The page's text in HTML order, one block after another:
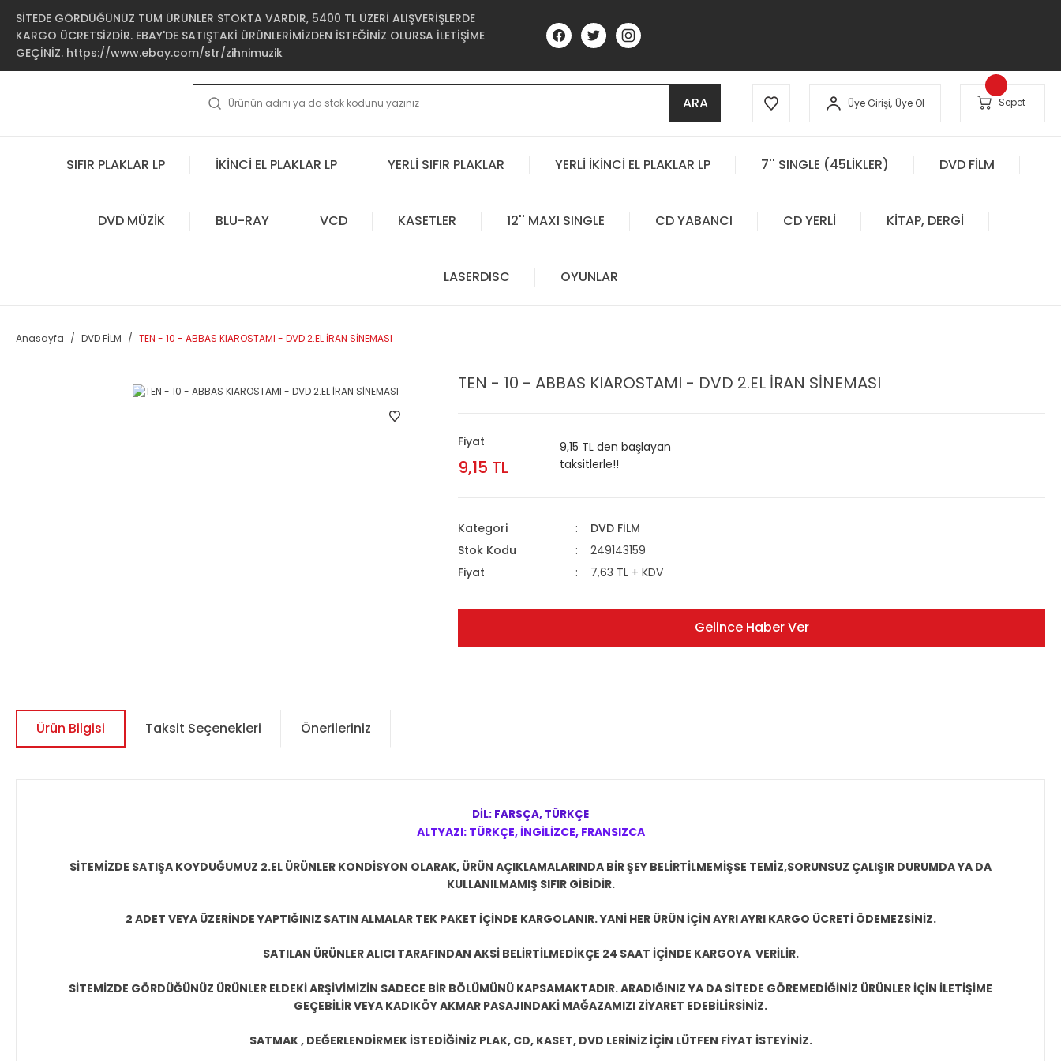
SİTEDE GÖRDÜĞÜNÜZ TÜM ÜRÜNLER STOKTA VARDIR, 5400 TL ÜZERİ ALIŞVERİŞLERDE
KARGO ÜCRETSİZDİR. EBAY'DE SATIŞTAKİ ÜRÜNLERİMİZDEN İSTEĞİNİZ OLURSA İLETİŞİME
GEÇİNİZ. https://www.ebay.com/str/zihnimuzik
ARA Üye Girişi, Üye Ol Sepet
SIFIR PLAKLAR LP İKİNCİ EL PLAKLAR LP YERLİ SIFIR PLAKLAR YERLİ İKİNCİ EL PLAKLAR LP 7'' SINGLE (45LİKLER) DVD FİLM
DVD MÜZİK BLU-RAY VCD KASETLER 12'' MAXI SINGLE CD YABANCI CD YERLİ KİTAP, DERGİ
LASERDISC OYUNLAR
Anasayfa DVD FİLM TEN - 10 - ABBAS KIAROSTAMI - DVD 2.EL İRAN SİNEMASI
TEN - 10 - ABBAS KIAROSTAMI - DVD 2.EL İRAN SİNEMASI
Fiyat
9,15 TL
9,15 TL den başlayan
taksitlerle!!
Kategori
DVD FİLM
Stok Kodu
249143159
Fiyat
7,63 TL + KDV
Gelince Haber Ver
Ürün Bilgisi Taksit Seçenekleri Önerileriniz
DİL: FARSÇA, TÜRKÇE
ALTYAZI: TÜRKÇE, İNGİLİZCE, FRANSIZCA
SİTEMİZDE SATIŞA KOYDUĞUMUZ 2.EL ÜRÜNLER KONDİSYON OLARAK, ÜRÜN AÇIKLAMALARINDA BİR ŞEY BELİRTİLMEMİŞSE TEMİZ,SORUNSUZ ÇALIŞIR DURUMDA YA DA
KULLANILMAMIŞ SIFIR GİBİDİR.
2 ADET VEYA ÜZERİNDE YAPTIĞINIZ SATIN ALMALAR TEK PAKET İÇİNDE KARGOLANIR. YANİ HER ÜRÜN İÇİN AYRI AYRI KARGO ÜCRETİ ÖDEMEZSİNİZ.
SATILAN ÜRÜNLER ALICI TARAFINDAN AKSİ BELİRTİLMEDİKÇE 24 SAAT İÇİNDE KARGOYA VERİLİR.
SİTEMİZDE GÖRDÜĞÜNÜZ ÜRÜNLER ELDEKİ ARŞİVİMİZİN SADECE BİR BÖLÜMÜNÜ KAPSAMAKTADIR. ARADIĞINIZ YA DA SİTEDE GÖREMEDİĞİNİZ ÜRÜNLER İÇİN İLETİŞİME
GEÇEBİLİR VEYA KADIKÖY AKMAR PASAJINDAKİ MAĞAZAMIZI ZİYARET EDEBİLİRSİNİZ.
SATMAK , DEĞERLENDİRMEK İSTEDİĞİNİZ PLAK, CD, KASET, DVD LERİNİZ İÇİN LÜTFEN FİYAT İSTEYİNİZ.